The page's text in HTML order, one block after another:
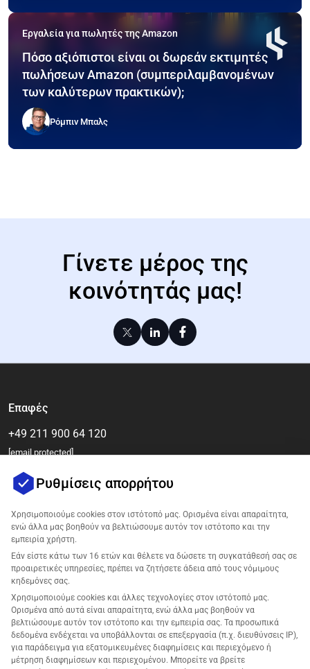
Εργαλεία για πωλητές της Amazon
Πόσο αξιόπιστοι είναι οι δωρεάν εκτιμητές
πωλήσεων Amazon (συμπεριλαμβανομένων
των καλύτερων πρακτικών);
Ρόμπιν Μπαλς
Γίνετε μέρος της
κοινότητάς μας!
Επαφές
+49 211 900 64 120
[email protected]
Εταιρεία
Υποστήριξη
Λύσεις για Amazon
Ρυθμίσεις απορρήτου
Χρησιμοποιούμε cookies στον ιστότοπό μας. Ορισμένα είναι απαραίτητα,
ενώ άλλα μας βοηθούν να βελτιώσουμε αυτόν τον ιστότοπο και την
εμπειρία χρήστη.
Εάν είστε κάτω των 16 ετών και θέλετε να δώσετε τη συγκατάθεσή σας σε
προαιρετικές υπηρεσίες, πρέπει να ζητήσετε άδεια από τους νόμιμους
κηδεμόνες σας.
Χρησιμοποιούμε cookies και άλλες τεχνολογίες στον ιστότοπό μας.
Ορισμένα από αυτά είναι απαραίτητα, ενώ άλλα μας βοηθούν να
βελτιώσουμε αυτόν τον ιστότοπο και την εμπειρία σας. Τα προσωπικά
δεδομένα ενδέχεται να υποβάλλονται σε επεξεργασία (π.χ. διευθύνσεις IP),
για παράδειγμα για εξατομικευμένες διαφημίσεις και περιεχόμενο ή
μέτρηση διαφημίσεων και περιεχομένου. Μπορείτε να βρείτε